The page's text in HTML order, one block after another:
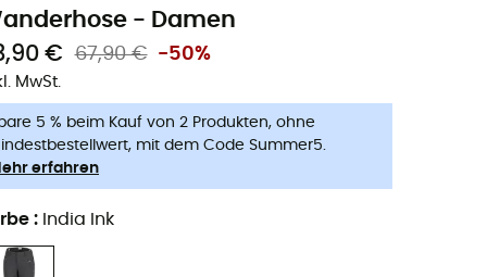
- Damen
€
67,90 € -50%
MwSt.
5 % beim Kauf von 2 Produkten, ohne
mit dem Code Summer5.
erfahren
: India Ink